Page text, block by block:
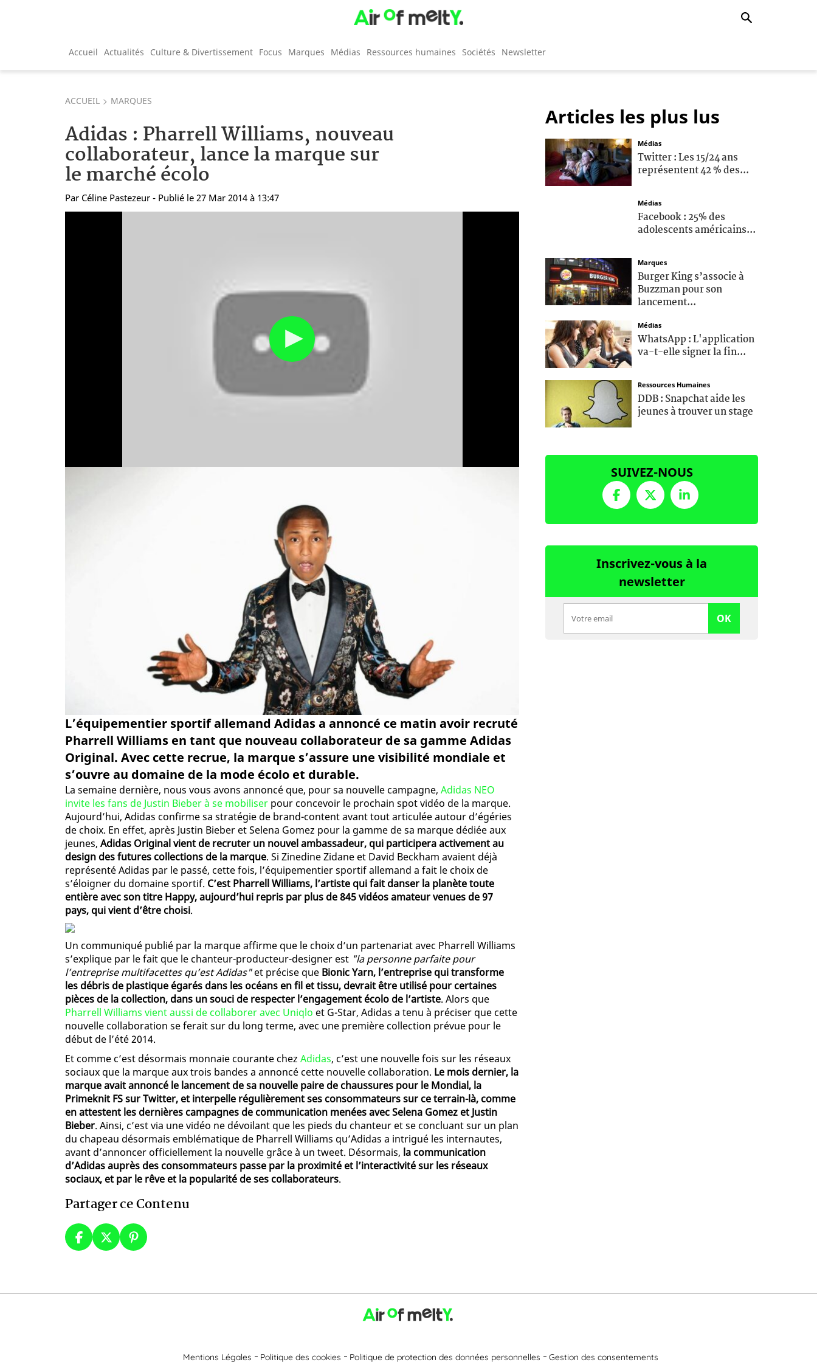
Accueil Actualités Culture & Divertissement Focus Marques Médias Ressources humaines Sociétés Newsletter
ACCUEIL MARQUES
Adidas : Pharrell Williams, nouveau
collaborateur, lance la marque sur
le marché écolo
Par Céline Pastezeur - Publié le 27 Mar 2014 à 13:47
L’équipementier sportif allemand Adidas a annoncé ce matin avoir recruté
Pharrell Williams en tant que nouveau collaborateur de sa gamme Adidas
Original. Avec cette recrue, la marque s’assure une visibilité mondiale et
s’ouvre au domaine de la mode écolo et durable.
La semaine dernière, nous vous avons annoncé que, pour sa nouvelle campagne, Adidas NEO
invite les fans de Justin Bieber à se mobiliser pour concevoir le prochain spot vidéo de la marque.
Aujourd’hui, Adidas confirme sa stratégie de brand-content avant tout articulée autour d’égéries
de choix. En effet, après Justin Bieber et Selena Gomez pour la gamme de sa marque dédiée aux
jeunes, Adidas Original vient de recruter un nouvel ambassadeur, qui participera activement au
design des futures collections de la marque. Si Zinedine Zidane et David Beckham avaient déjà
représenté Adidas par le passé, cette fois, l’équipementier sportif allemand a fait le choix de
s’éloigner du domaine sportif. C’est Pharrell Williams, l’artiste qui fait danser la planète toute
entière avec son titre Happy, aujourd’hui repris par plus de 845 vidéos amateur venues de 97
pays, qui vient d’être choisi.
Un communiqué publié par la marque affirme que le choix d’un partenariat avec Pharrell Williams
s’explique par le fait que le chanteur-producteur-designer est "la personne parfaite pour
l’entreprise multifacettes qu’est Adidas"et précise que Bionic Yarn, l’entreprise qui transforme
les débris de plastique égarés dans les océans en fil et tissu, devrait être utilisé pour certaines
pièces de la collection, dans un souci de respecter l’engagement écolo de l’artiste. Alors que
Pharrell Williams vient aussi de collaborer avec Uniqlo et G-Star, Adidas a tenu à préciser que cette
nouvelle collaboration se ferait sur du long terme, avec une première collection prévue pour le
début de l’été 2014.
Et comme c’est désormais monnaie courante chez Adidas, c’est une nouvelle fois sur les réseaux
sociaux que la marque aux trois bandes a annoncé cette nouvelle collaboration. Le mois dernier, la
marque avait annoncé le lancement de sa nouvelle paire de chaussures pour le Mondial, la
Primeknit FS sur Twitter, et interpelle régulièrement ses consommateurs sur ce terrain-là, comme
en attestent les dernières campagnes de communication menées avec Selena Gomez et Justin
Bieber. Ainsi, c’est via une vidéo ne dévoilant que les pieds du chanteur et se concluant sur un plan
du chapeau désormais emblématique de Pharrell Williams qu’Adidas a intrigué les internautes,
avant d’annoncer officiellement la nouvelle grâce à un tweet. Désormais, la communication
d’Adidas auprès des consommateurs passe par la proximité et l’interactivité sur les réseaux
sociaux, et par le rêve et la popularité de ses collaborateurs.
Partager ce Contenu
Articles les plus lus
Médias
Twitter : Les 15/24 ans
représentent 42 % des...
Médias
Facebook : 25% des
adolescents américains...
Marques
Burger King s’associe à
Buzzman pour son
lancement...
Médias
WhatsApp : L'application
va-t-elle signer la fin...
Ressources Humaines
DDB : Snapchat aide les
jeunes à trouver un stage
SUIVEZ-NOUS
Inscrivez-vous à la
newsletter
OK
Mentions Légales Politique des cookies Politique de protection des données personnelles Gestion des consentements